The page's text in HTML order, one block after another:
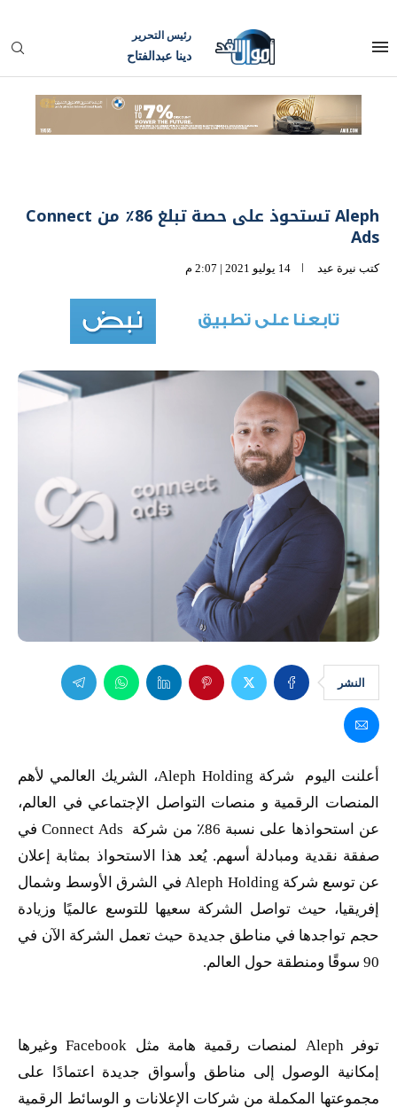
رئيس التحرير
دينا عبدالفتاح
Aleph تستحوذ على حصة تبلغ 86٪ من Connect
Ads
كتب نيرة عيد 14 يوليو 2021 | 2:07 م
النشر
أعلنت اليوم شركة Aleph Holding، الشريك العالمي لأهم
المنصات الرقمية و منصات التواصل الإجتماعي في العالم،
عن استحواذها على نسبة 86٪ من شركة
Connect Adsفي
صفقة نقدية ومبادلة أسهم. يُعد هذا الاستحواذ بمثابة إعلان
عن توسع شركة Aleph Holding في الشرق الأوسط وشمال
إفريقيا، حيث تواصل الشركة سعيها للتوسع عالميًا وزيادة
حجم تواجدها في مناطق جديدة حيث تعمل الشركة الآن في
90 سوقًا ومنطقة حول العالم.
توفرAleph لمنصات رقمية هامة مثل Facebookوغيرها
إمكانية الوصول إلى مناطق وأسواق جديدة اعتمادًا على
مجموعتها المكملة من شركات الإعلانات و الوسائط الرقمية